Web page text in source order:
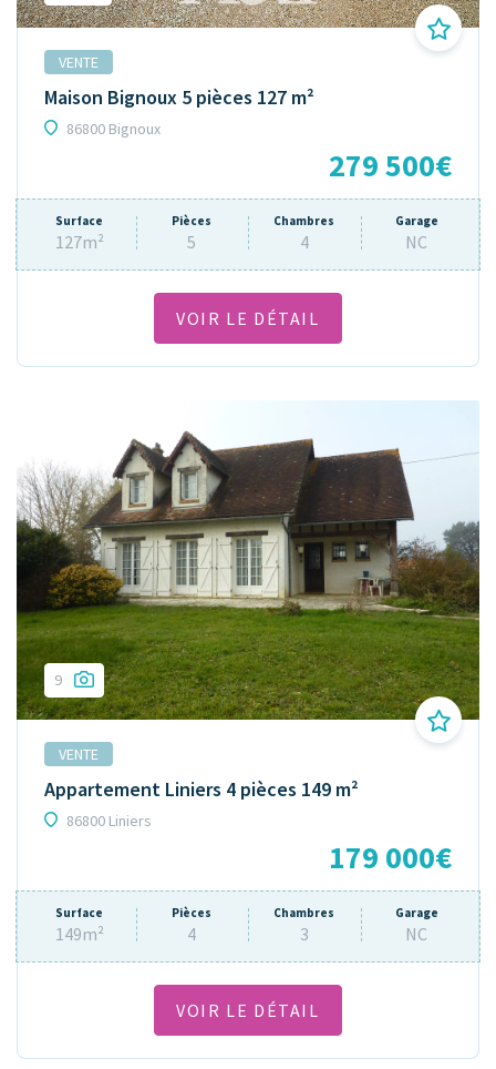
VENTE
Maison Bignoux 5 pièces 127 m²
86800 Bignoux
279 500€
Surface
127m²
Pièces
5
Chambres
4
Garage
NC
VOIR LE DÉTAIL
9
VENTE
Appartement Liniers 4 pièces 149 m²
86800 Liniers
179 000€
Surface
149m²
Pièces
4
Chambres
3
Garage
NC
VOIR LE DÉTAIL